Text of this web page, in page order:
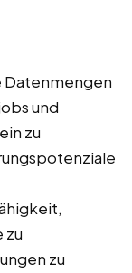
Datenmengen
und
zu
zu
zu